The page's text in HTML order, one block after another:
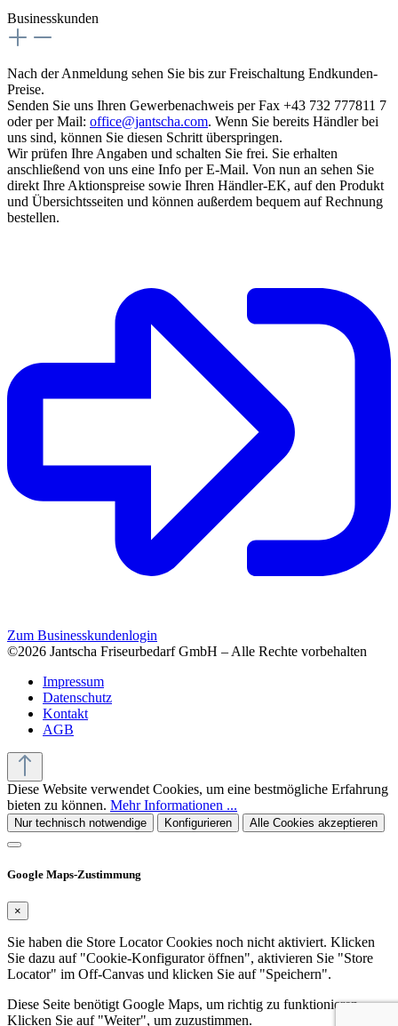
Businesskunden
Nach der Anmeldung sehen Sie bis zur Freischaltung Endkunden-
Preise.
Senden Sie uns Ihren Gewerbenachweis per Fax +43 732 777811 7
oder per Mail: office@jantscha.com. Wenn Sie bereits Händler bei
uns sind, können Sie diesen Schritt überspringen.
Wir prüfen Ihre Angaben und schalten Sie frei. Sie erhalten
anschließend von uns eine Info per E-Mail. Von nun an sehen Sie
direkt Ihre Aktionspreise sowie Ihren Händler-EK, auf den Produkt
und Übersichtsseiten und können außerdem bequem auf Rechnung
bestellen.
Zum Businesskundenlogin
©2026 Jantscha Friseurbedarf GmbH – Alle Rechte vorbehalten
Impressum
Datenschutz
Kontakt
AGB
Diese Website verwendet Cookies, um eine bestmögliche Erfahrung
bieten zu können. Mehr Informationen ...
Nur technisch notwendige Konfigurieren Alle Cookies akzeptieren
Google Maps-Zustimmung
×
Sie haben die Store Locator Cookies noch nicht aktiviert. Klicken
Sie dazu auf "Cookie-Konfigurator öffnen", aktivieren Sie "Store
Locator" im Off-Canvas und klicken Sie auf "Speichern".
Diese Seite benötigt Google Maps, um richtig zu funktionieren.
Klicken Sie auf "Weiter", um zuzustimmen.